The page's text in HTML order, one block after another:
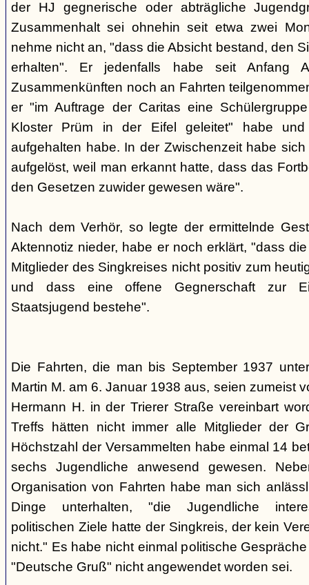
der HJ gegnerische oder abträgliche
Zusammenhalt sei ohnehin seit etwa zwei
nehme nicht an, "dass die Absicht bestand, den
erhalten". Er jedenfalls habe seit Anfang
Zusammenkünften noch an Fahrten
er "im Auftrage der Caritas eine
Kloster Prüm in der Eifel geleitet" habe
aufgehalten habe. In der Zwischenzeit habe
aufgelöst, weil man erkannt hatte, dass das
den Gesetzen zuwider gewesen wäre".
Nach dem Verhör, so legte der ermittelnde
Aktennotiz nieder, habe er noch erklärt, "dass
Mitglieder des Singkreises nicht positiv zum
und dass eine offene Gegnerschaft zur
Staatsjugend bestehe".
Die Fahrten, die man bis September 1937
Martin M. am 6. Januar 1938 aus, seien zumeist
Hermann H. in der Trierer Straße vereinbart
Treffs hätten nicht immer alle Mitglieder der
Höchstzahl der Versammelten habe einmal 14
sechs Jugendliche anwesend gewesen.
Organisation von Fahrten habe man sich
Dinge unterhalten, "die Jugendliche
politischen Ziele hatte der Singkreis, der kein
nicht." Es habe nicht einmal politische
"Deutsche Gruß" nicht angewendet worden sei.